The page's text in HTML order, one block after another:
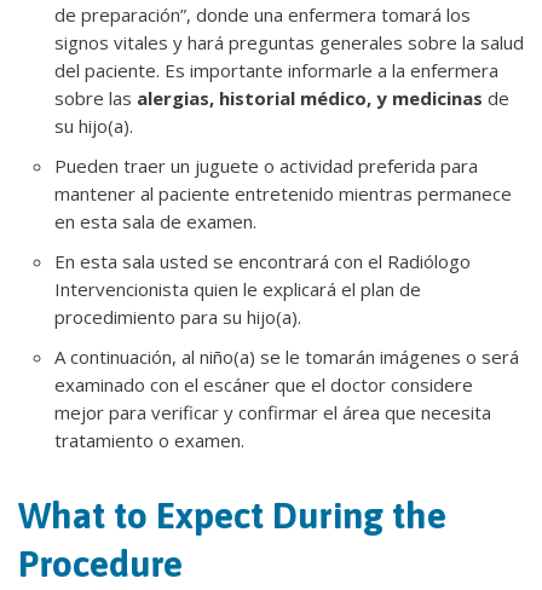
de preparación”, donde una enfermera tomará los
signos vitales y hará preguntas generales sobre la salud
del paciente. Es importante informarle a la enfermera
sobre las alergias, historial médico, y medicinas de
su hijo(a).
Pueden traer un juguete o actividad preferida para
mantener al paciente entretenido mientras permanece
en esta sala de examen.
En esta sala usted se encontrará con el Radiólogo
Intervencionista quien le explicará el plan de
procedimiento para su hijo(a).
A continuación, al niño(a) se le tomarán imágenes o será
examinado con el escáner que el doctor considere
mejor para verificar y confirmar el área que necesita
tratamiento o examen.
What to Expect During the
Procedure